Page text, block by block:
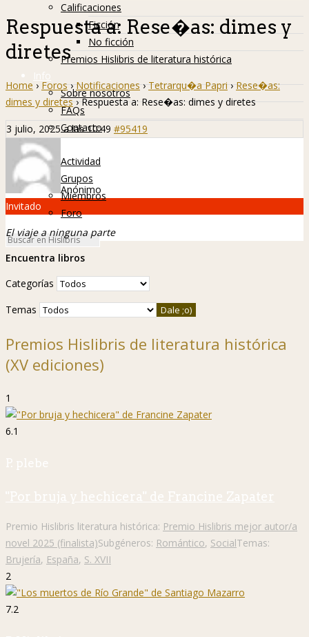
Calificaciones
Ficción
No ficción
Premios Hislibris de literatura histórica
Info
Sobre nosotros
FAQs
Contacto
Hislibreños
Actividad
Grupos
Miembros
Foro
Respuesta a: Rese�as: dimes y
diretes
Home › Foros › Notificaciones › Tetrarqu�a Papri › Rese�as:
dimes y diretes › Respuesta a: Rese�as: dimes y diretes
3 julio, 2025 a las 10:49 #95419
Anónimo
Invitado
El viaje a ninguna parte
Encuentra libros
Categorías
Temas
Premios Hislibris de literatura histórica
(XV ediciones)
1
6.1
P. plebe
"Por bruja y hechicera" de Francine Zapater
Premio Hislibris literatura histórica: Premio Hislibris mejor autor/a
novel 2025 (finalista)Subgéneros: Romántico, SocialTemas:
Brujería, España, S. XVII
2
7.2